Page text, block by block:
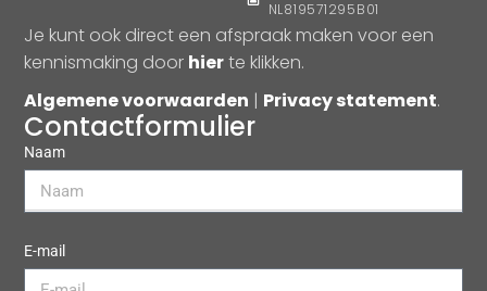
NL819571295B01
Je kunt ook direct een afspraak maken voor een
kennismaking door hierte klikken.
Algemene voorwaarden | Privacy statement.
Contactformulier
Naam
E-mail